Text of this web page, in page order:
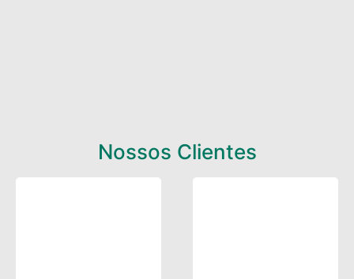
Nossos Clientes